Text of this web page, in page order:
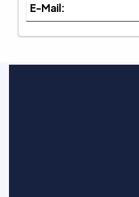
E-Mail: